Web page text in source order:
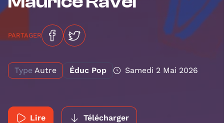
PARTAGER
Type Autre Éduc Pop Samedi 2 Mai 2026
Lire Télécharger